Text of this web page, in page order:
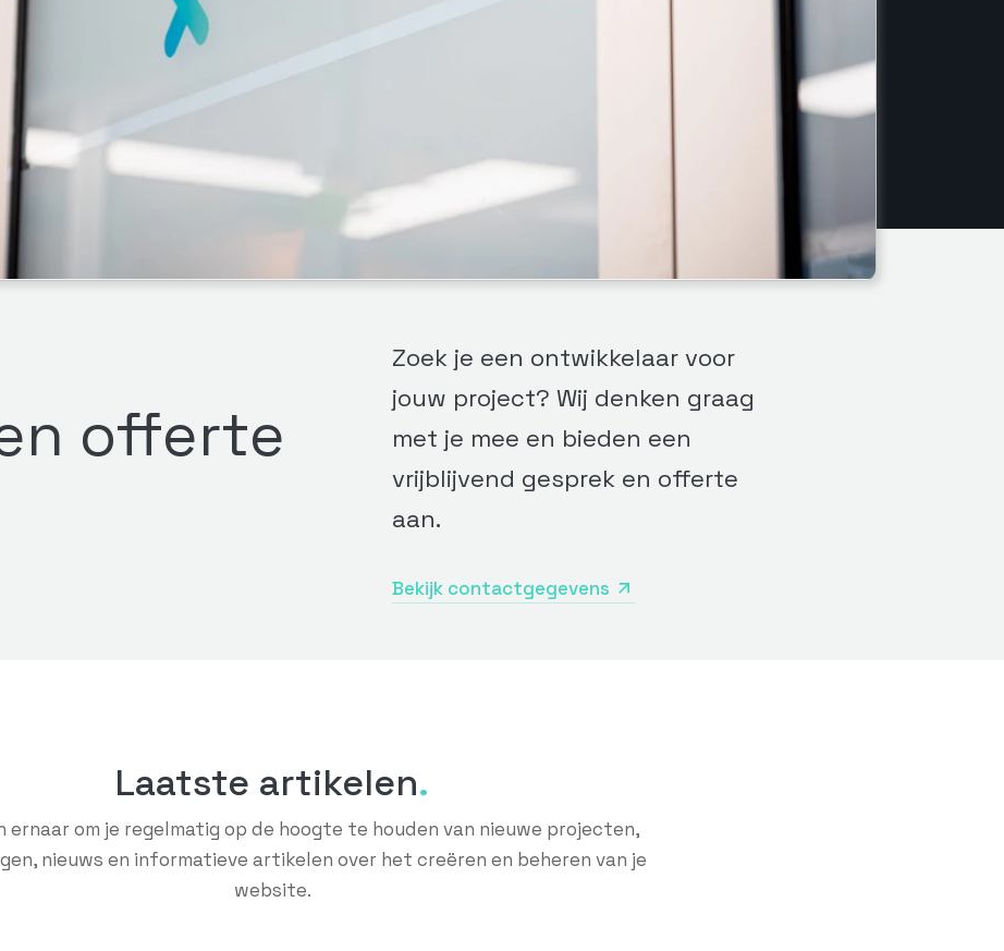
offerte
Zoek je een ontwikkelaar voor
jouw project? Wij denken graag
met je mee en bieden een
vrijblijvend gesprek en offerte
aan.
Bekijk contactgegevens
Laatste artikelen
ernaar om je regelmatig op de hoogte te houden van nieuwe projecten,
nieuws en informatieve artikelen over het creëren en beheren van je
website.